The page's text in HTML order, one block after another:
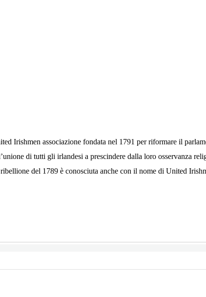
Irishmen associazione fondata nel 1791 per riformare il
di tutti gli irlandesi a prescindere dalla loro osservanza
del 1789 è conosciuta anche con il nome di United